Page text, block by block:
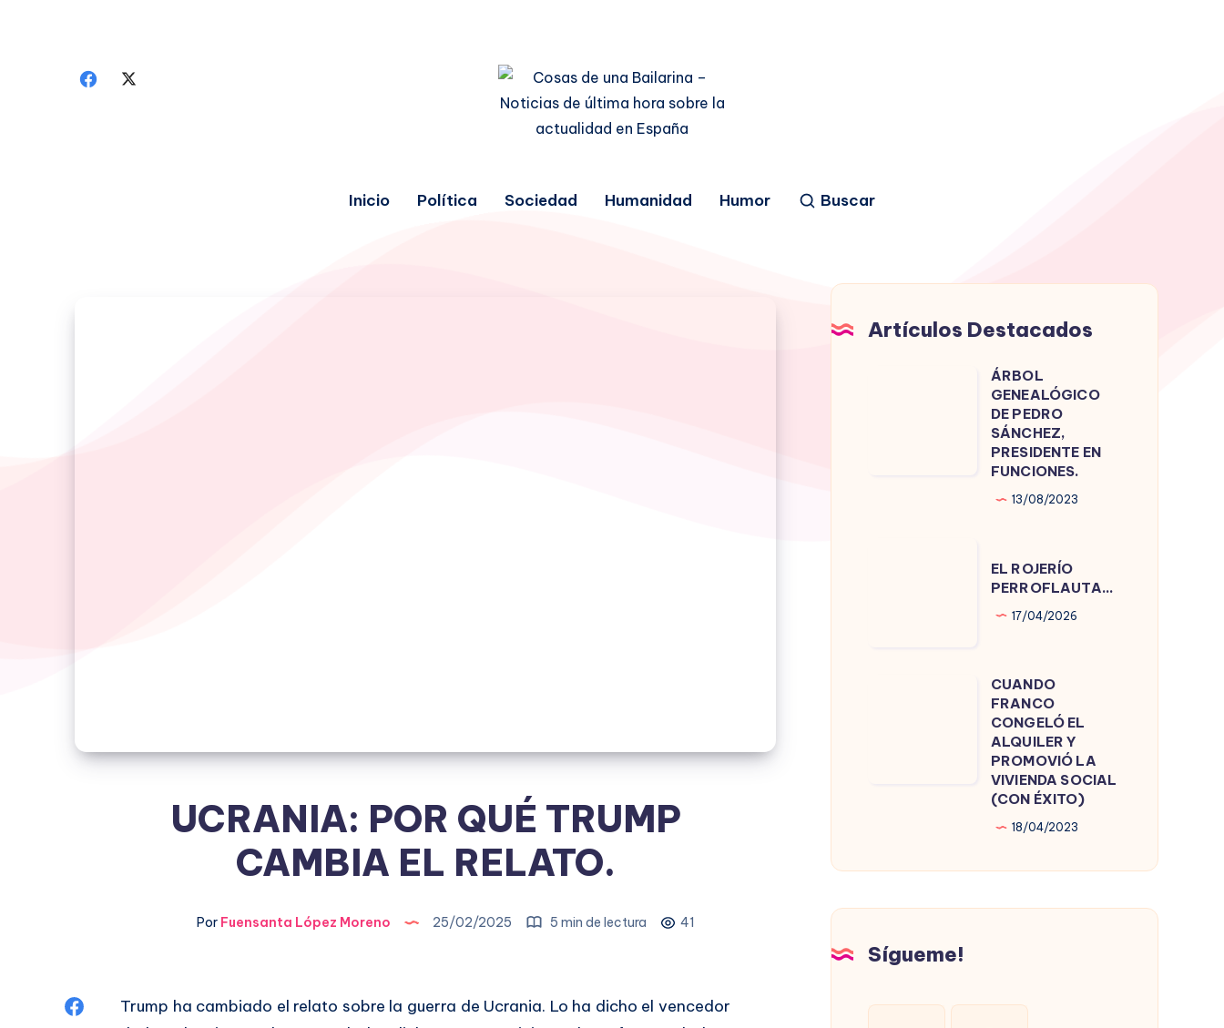
Inicio Política Sociedad Humanidad Humor Buscar
UCRANIA: POR QUÉ TRUMP
CAMBIA EL RELATO.
Por Fuensanta López Moreno 25/02/2025 5 min de lectura 41
Compartir
Trump ha cambiado el relato sobre la guerra de Ucrania. Lo ha dicho el vencedor
Artículos Destacados
ÁRBOL
GENEALÓGICO
DE PEDRO
SÁNCHEZ,
PRESIDENTE EN
FUNCIONES.
13/08/2023
EL ROJERÍO
PERROFLAUTA…
17/04/2026
(CON
ÉXITO)
CUANDO
FRANCO
CONGELÓ EL
ALQUILER Y
PROMOVIÓ LA
VIVIENDA SOCIAL
(CON ÉXITO)
18/04/2023
Sígueme!